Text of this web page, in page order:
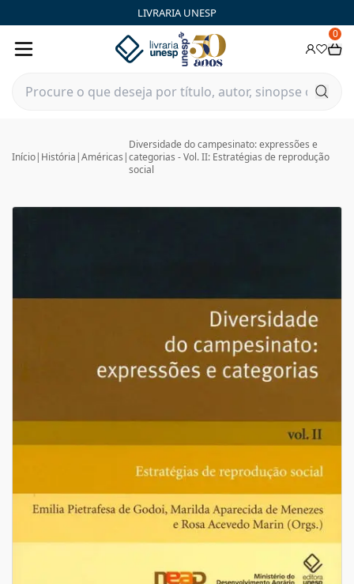
LIVRARIA UNESP
0
Início| História |Américas |
Diversidade do campesinato: expressões e
categorias - Vol. II: Estratégias de reprodução
social